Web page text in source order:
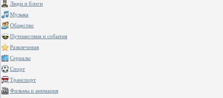
Люди и блоги
Музыка
Общество
Путешествия и события
Развлечения
Сериалы
Спорт
Транспорт
Фильмы и анимация